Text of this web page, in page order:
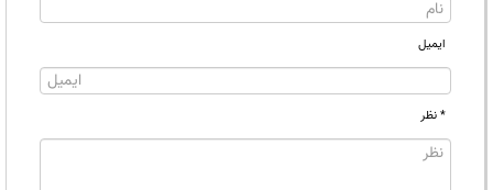
ایمیل
* نظر